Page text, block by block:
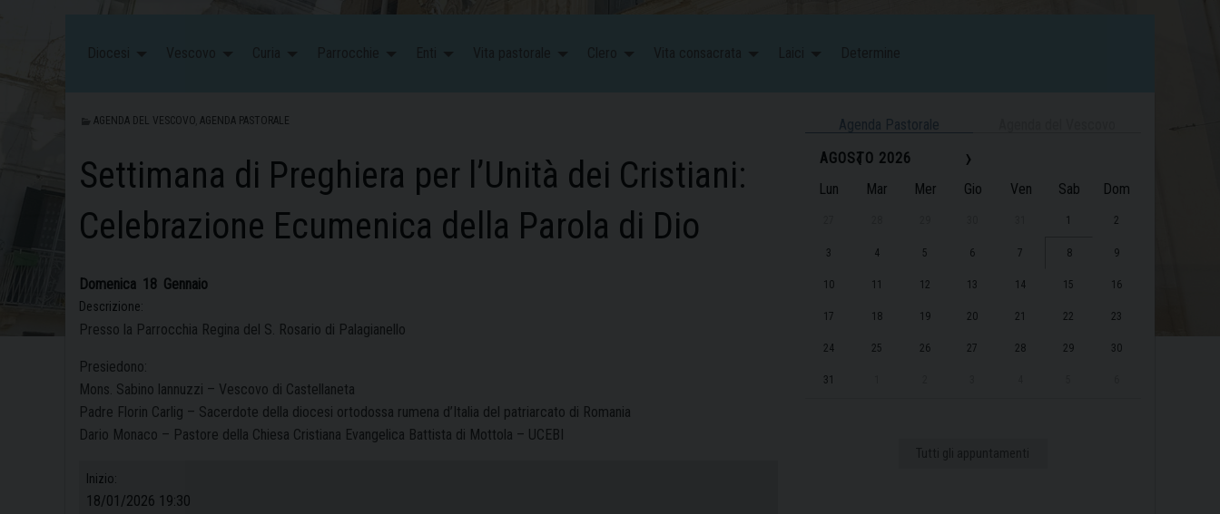
AGENDA DEL VESCOVO AGENDA PASTORALE
Settimana di Preghiera per l’Unità dei Cristiani:
Celebrazione Ecumenica della Parola di Dio
Domenica 18 Gennaio
Descrizione:
Presso la Parrocchia Regina del S. Rosario di Palagianello
Presiedono:
Mons. Sabino lannuzzi – Vescovo di Castellaneta
Padre Florin Carlig – Sacerdote della diocesi ortodossa rumena d’Italia del patriarcato di Romania
Dario Monaco – Pastore della Chiesa Cristiana Evangelica Battista di Mottola – UCEBI
Inizio:
18/01/2026 19:30
Agenda Pastorale
‹
AGOSTO 2026 ›
Lun Mar Mer Gio Ven Sab Dom
1 2
3 4 5 6 7 8 9
10 11 12 13 14 15 16
17 18 19 20 21 22 23
24 25 26 27 28 29 30
31